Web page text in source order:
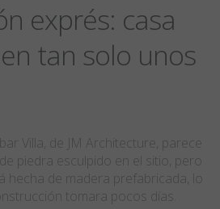
exprés: casa
tan solo unos
Villa, de JM Architecture, parece
piedra esculpido en el sitio, pero
hecha de madera prefabricada, lo
tomara pocos días.